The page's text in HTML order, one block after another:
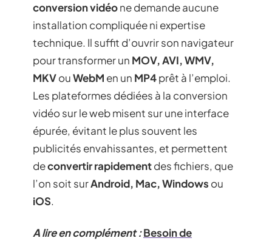
conversion vidéone demande aucune
installation compliquée ni expertise
technique. Il suffit d’ouvrir son navigateur
pour transformer un MOV, AVI, WMV,
MKVouWebM en un MP4prêt à l’emploi.
Les plateformes dédiées à la conversion
vidéo sur le web misent sur une interface
épurée, évitant le plus souvent les
publicités envahissantes, et permettent
deconvertir rapidementdes fichiers, que
l’on soit surAndroid, Mac, Windows ou
iOS.
A lire en complément :Besoin de